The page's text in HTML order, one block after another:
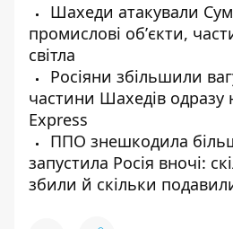
Шахеди атакували
промислові обʼєкти,
світла
Росіяни збільшили
частини Шахедів одразу
Express
ППО знешкодила
запустила Росія вночі:
збили й скільки